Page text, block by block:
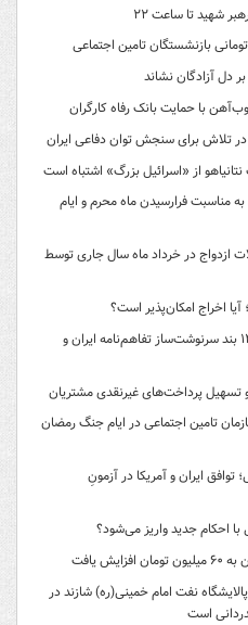
شهید تا ساعت ۲۲
دل آزادگان نشاند
با حمایت‌ بانک رفاه کارگران
تلاش برای سنجش توان دفاعی ایران
از «اسرائیل بزرگ» اشتباه است
مناسبت فرارسیدن ماه محرم و ایام
ریال تسهیلات ازدواج در خرداد ماه سال جاری توسط
آیا اخراج امکان‌پذیر است؟
فصل نوین در دیپلماسی ایران؛ جزئیات ۱۴ بند سرنوشت‌ساز تفاهم‌نامه ایران و
تسهیل پرداخت‌های غیرنقدی مشتریان
تامین اجتماعی در ایام جنگ رمضان
توافق ایران و آمریکا در آزمونِ
احکام جدید واریز می‌شود؟
یافت
نفت امام خمینی(ره) شازند در
است